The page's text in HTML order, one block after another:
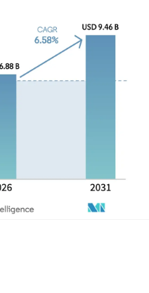
Image © Mordor Intelligence. La